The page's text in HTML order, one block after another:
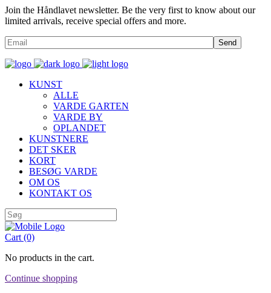
Join the Håndlavet newsletter. Be the very first to know about our
limited arrivals, receive special offers and more.
Send
KUNST
ALLE
VARDE GARTEN
VARDE BY
OPLANDET
KUNSTNERE
DET SKER
KORT
BESØG VARDE
OM OS
KONTAKT OS
Cart (0)
No products in the cart.
Continue shopping